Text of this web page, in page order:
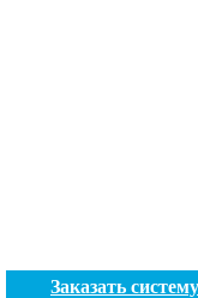
Заказать